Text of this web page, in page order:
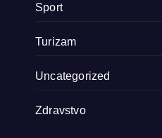
Sport
Turizam
Uncategorized
Zdravstvo